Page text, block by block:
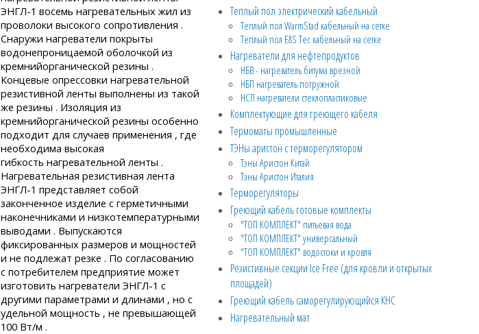
ЭНГЛ-1 восемь нагревательных жил из
проволоки высокого сопротивления .
Снаружи нагреватели покрыты
водонепроницаемой оболочкой из
кремнийорганической резины .
Концевые опрессовки нагревательной
резистивной ленты выполнены из такой
же резины . Изоляция из
кремнийорганической резины особенно
подходит для случаев применения , где
необходима высокая
гибкость нагревательной ленты .
Нагревательная резистивная лента
ЭНГЛ-1 представляет собой
законченное изделие с герметичными
наконечниками и низкотемпературными
выводами . Выпускаются
фиксированных размеров и мощностей
и не подлежат резке . По согласованию
с потребителем предприятие может
изготовить нагреватели ЭНГЛ-1 с
другими параметрами и длинами , но с
удельной мощность , не превышающей
100 Вт/м .
Теплый пол электрический кабельный
Теплый пол WarmStad кабельный на сетке
Тёплый пол E&S Tec кабельный на сетке
Нагреватели для нефтепродуктов
НБВ - нагреватель битума врезной
НБП нагреватель погружной
НСП нагреватели стеклопластиковые
Комплектующие для греющего кабеля
Термоматы промышленные
ТЭНы аристон с терморегулятором
Тэны Аристон Китай
Тэны Аристон Италия
Терморегуляторы
Греющий кабель готовые комплекты
"ТОП КОМПЛЕКТ" питьевая вода
"ТОП КОМПЛЕКТ" универсальный
"ТОП КОМПЛЕКТ" водостоки и кровля
Резистивные секции Ice Free (для кровли и открытых
площадей)
Греющий кабель саморегулирующийся КНС
Нагревательный мат